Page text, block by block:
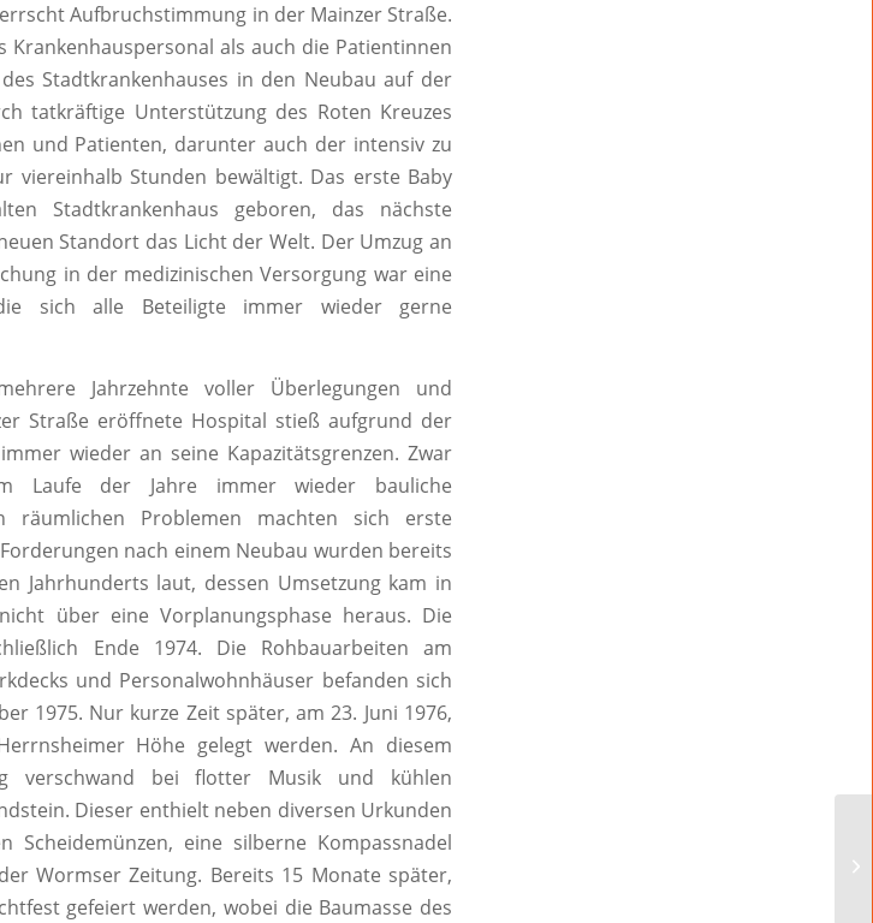
Aufbruchstimmung in der Mainzer Straße.
Krankenhauspersonal als auch die Patientinnen
Stadtkrankenhauses in den Neubau auf der
tatkräftige Unterstützung des Roten Kreuzes
und Patienten, darunter auch der intensiv zu
viereinhalb Stunden bewältigt. Das erste Baby
Stadtkrankenhaus geboren, das nächste
Standort das Licht der Welt. Der Umzug an
in der medizinischen Versorgung war eine
sich alle Beteiligte immer wieder gerne
Jahrzehnte voller Überlegungen und
Straße eröffnete Hospital stieß aufgrund der
wieder an seine Kapazitätsgrenzen. Zwar
Laufe der Jahre immer wieder bauliche
räumlichen Problemen machten sich erste
nach einem Neubau wurden bereits
Jahrhunderts laut, dessen Umsetzung kam in
über eine Vorplanungsphase heraus. Die
Ende 1974. Die Rohbauarbeiten am
und Personalwohnhäuser befanden sich
1975. Nur kurze Zeit später, am 23. Juni 1976,
Höhe gelegt werden. An diesem
verschwand bei flotter Musik und kühlen
Dieser enthielt neben diversen Urkunden
Scheidemünzen, eine silberne Kompassnadel
Wormser Zeitung. Bereits 15 Monate später,
gefeiert werden, wobei die Baumasse des